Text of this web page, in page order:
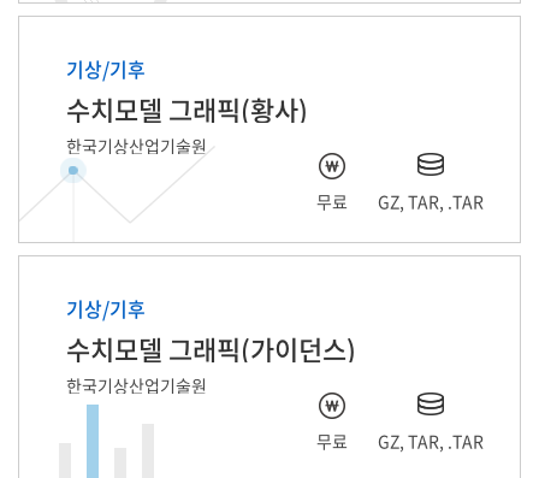
기상/기후
수치모델 그래픽(황사)
한국기상산업기술원
무료 GZ, TAR, .TAR
기상/기후
수치모델 그래픽(가이던스)
한국기상산업기술원
무료 GZ, TAR, .TAR